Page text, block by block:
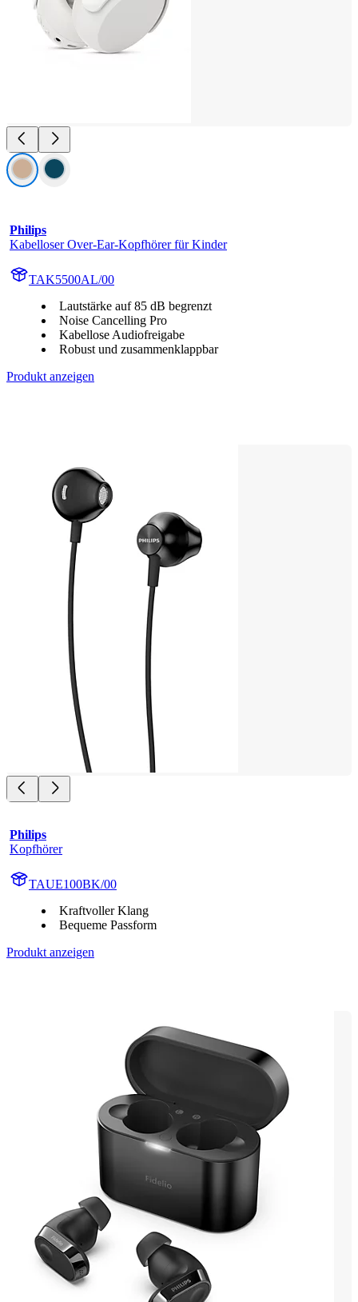
Philips
Kabelloser Over-Ear-Kopfhörer für Kinder
TAK5500AL/00
Lautstärke auf 85 dB begrenzt
Noise Cancelling Pro
Kabellose Audiofreigabe
Robust und zusammenklappbar
Produkt anzeigen
Philips
Kopfhörer
TAUE100BK/00
Kraftvoller Klang
Bequeme Passform
Produkt anzeigen